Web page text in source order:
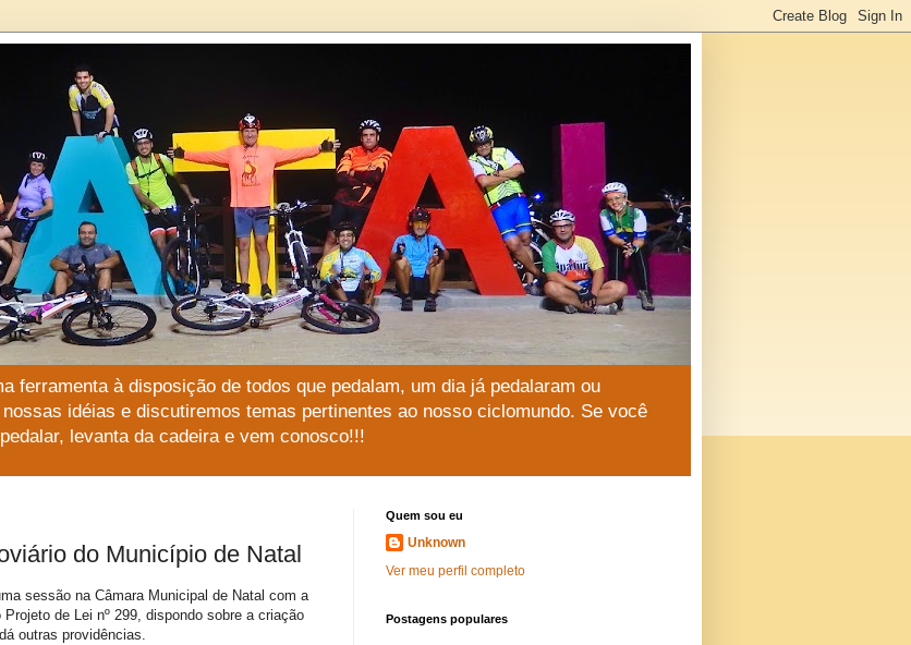
ferramenta à disposição de todos que pedalam, um dia já pedalaram ou
idéias e discutiremos temas pertinentes ao nosso ciclomundo. Se você
levanta da cadeira e vem conosco!!!
do Município de Natal
sessão na Câmara Municipal de Natal com a
de Lei nº 299, dispondo sobre a criação
outras providências.
Quem sou eu
Unknown
Ver meu perfil completo
Postagens populares